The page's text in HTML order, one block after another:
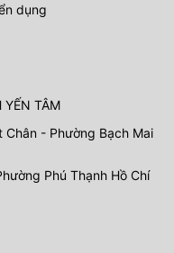
dụng
YẾN TÂM
Chân - Phường Bạch Mai
Phú Thạnh Hồ Chí